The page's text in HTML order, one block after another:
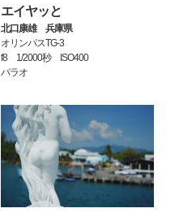
エイヤッと
北口康雄 兵庫県
オリンパスTG-3
f8 1/2000秒 ISO400
パラオ